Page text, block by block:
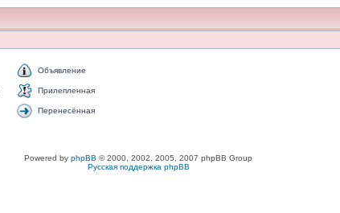
Объявление
Прилепленная
Перенесённая
Powered by phpBB © 2000, 2002, 2005, 2007 phpBB Group
Русская поддержка phpBB